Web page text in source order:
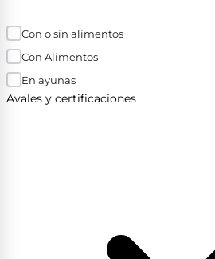
Con o sin alimentos
Con Alimentos
En ayunas
Avales y certificaciones